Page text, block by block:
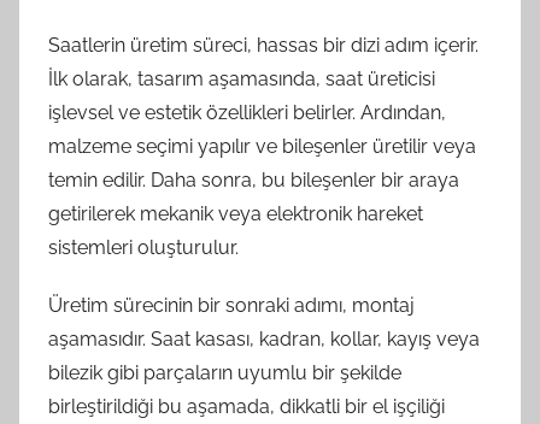
Saatlerin üretim süreci, hassas bir dizi adım içerir.
İlk olarak, tasarım aşamasında, saat üreticisi
işlevsel ve estetik özellikleri belirler. Ardından,
malzeme seçimi yapılır ve bileşenler üretilir veya
temin edilir. Daha sonra, bu bileşenler bir araya
getirilerek mekanik veya elektronik hareket
sistemleri oluşturulur.
Üretim sürecinin bir sonraki adımı, montaj
aşamasıdır. Saat kasası, kadran, kollar, kayış veya
bilezik gibi parçaların uyumlu bir şekilde
birleştirildiği bu aşamada, dikkatli bir el işçiliği